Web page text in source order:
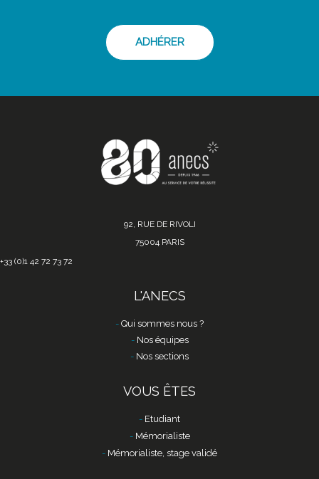
ADHÉRER
92, RUE DE RIVOLI
75004 PARIS
+33 (0)1 42 72 73 72
L'ANECS
Qui sommes nous ?
Nos équipes
Nos sections
VOUS ÊTES
Etudiant
Mémorialiste
Mémorialiste, stage validé